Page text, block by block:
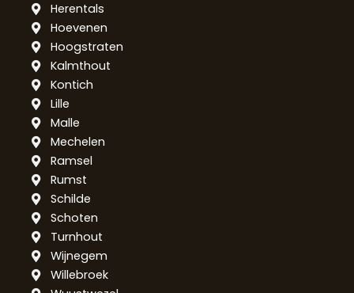
Herentals
Hoevenen
Hoogstraten
Kalmthout
Kontich
Lille
Malle
Mechelen
Ramsel
Rumst
Schilde
Schoten
Turnhout
Wijnegem
Willebroek